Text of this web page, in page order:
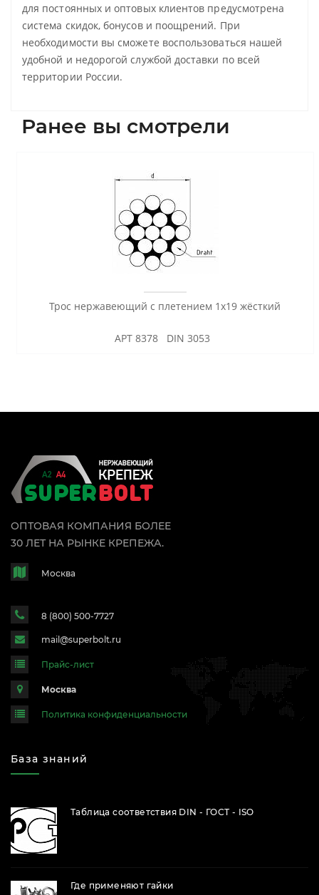
для постоянных и оптовых клиентов предусмотрена
система скидок, бонусов и поощрений. При
необходимости вы сможете воспользоваться нашей
удобной и недорогой службой доставки по всей
территории России.
Ранее вы смотрели
Трос нержавеющий с плетением 1х19 жёсткий
АРТ 8378 DIN 3053
ОПТОВАЯ КОМПАНИЯ БОЛЕЕ
30 ЛЕТ НА РЫНКЕ КРЕПЕЖА.
Москва
8 (800) 500-7727
mail@superbolt.ru
Прайс-лист
Москва
Политика конфиденциальности
База знаний
Таблица соответствия DIN - ГОСТ - ISO
Где применяют гайки